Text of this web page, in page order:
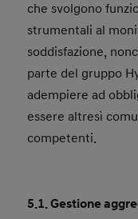
che svolgono
strumentali al
soddisfazione,
parte del gruppo
adempiere ad
essere altresì
competenti.
5.1. Gestione